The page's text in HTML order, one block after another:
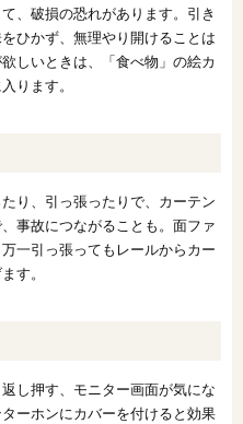
、破損の恐れがあります。引き
ひかず、無理やり開けることは
しいときは、「食べ物」の絵カ
ります。
り、引っ張ったりで、カーテン
事故につながることも。面ファ
一引っ張ってもレールからカー
す。
し押す、モニター画面が気にな
ーホンにカバーを付けると効果